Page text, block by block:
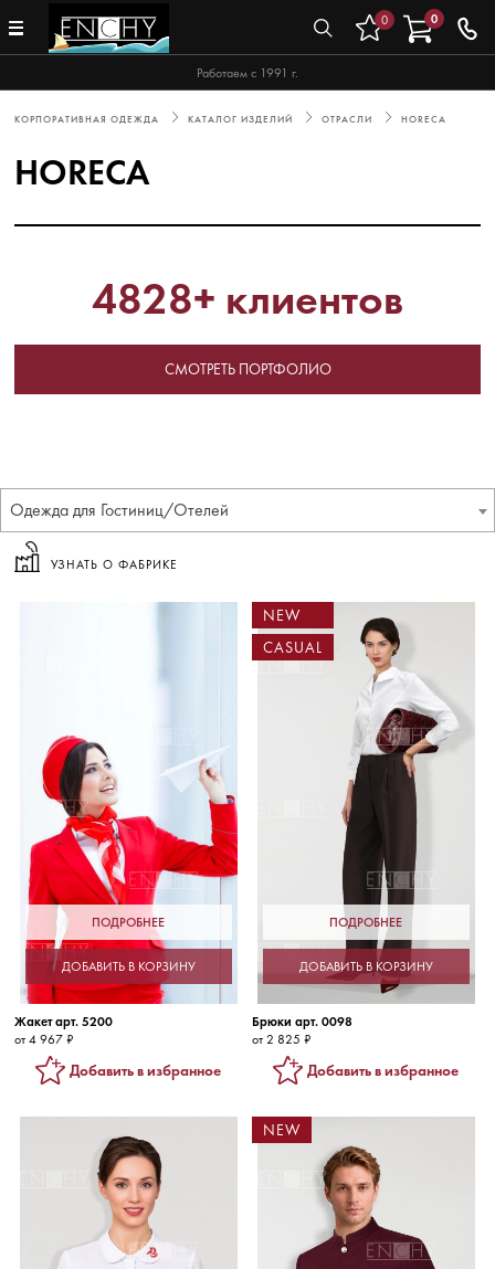
Работаем с 1991 г.
0 0
КОРПОРАТИВНАЯ ОДЕЖДА КАТАЛОГ ИЗДЕЛИЙ ОТРАСЛИ HORECA
HORECA
4828+ клиентов
СМОТРЕТЬ ПОРТФОЛИО
Одежда для Гостиниц/Отелей
УЗНАТЬ О ФАБРИКЕ
ПОДРОБНЕЕ
ДОБАВИТЬ В КОРЗИНУ
Жакет арт. 5200
от 4 967 ₽
Добавить в избранное
ПОДРОБНЕЕ
ДОБАВИТЬ В КОРЗИНУ
NEW
CASUAL
Брюки арт. 0098
от 2 825 ₽
Добавить в избранное
NEW